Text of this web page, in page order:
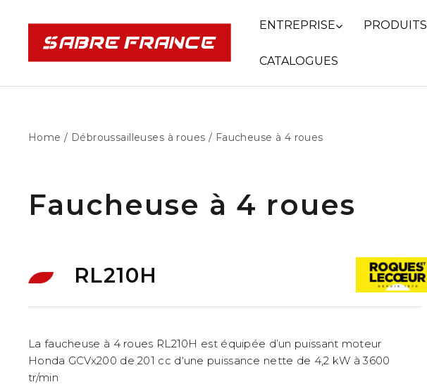
ENTREPRISE PRODUITS
CATALOGUES
Home / Débroussailleuses à roues / Faucheuse à 4 roues
Faucheuse à 4 roues
RL210H
La faucheuse à 4 roues RL210H est équipée d’un puissant moteur
Honda GCVx200 de 201 cc d‘une puissance nette de 4,2 kW à 3600
tr/min